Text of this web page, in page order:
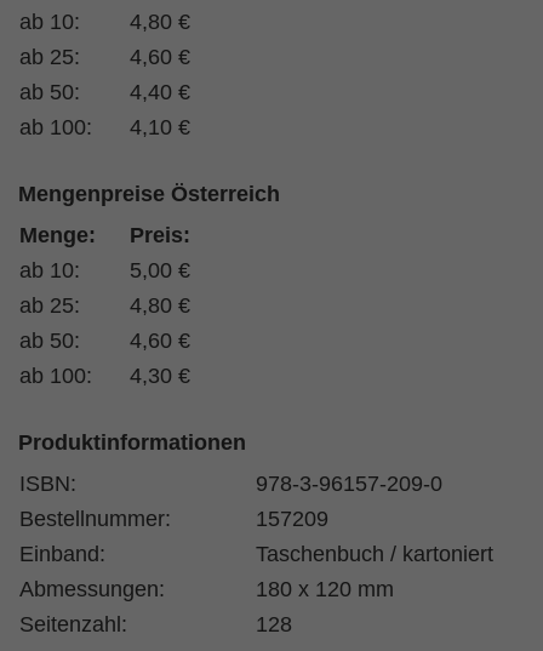
ab 10:
4,80 €
ab 25:
4,60 €
ab 50:
4,40 €
ab 100:
4,10 €
Mengenpreise Österreich
Menge:
Preis:
ab 10:
5,00 €
ab 25:
4,80 €
ab 50:
4,60 €
ab 100:
4,30 €
Produktinformationen
ISBN:
978-3-96157-209-0
Bestellnummer:
157209
Einband:
Taschenbuch / kartoniert
Abmessungen:
180 x 120 mm
Seitenzahl:
128